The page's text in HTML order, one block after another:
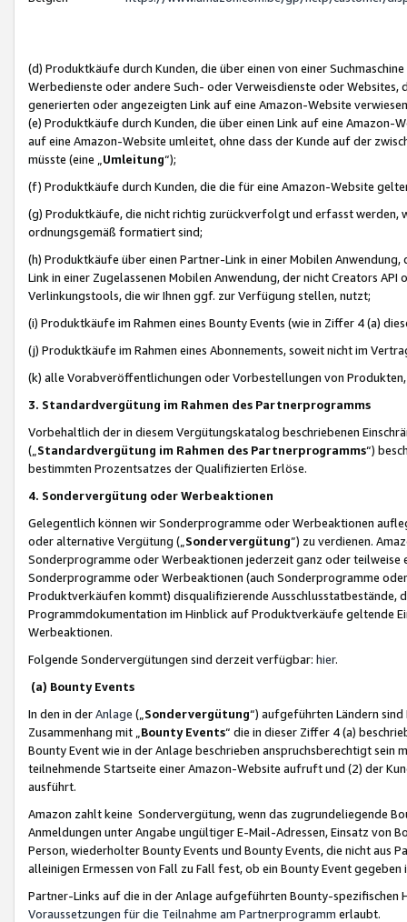
(d) Produktkäufe durch Kunden, die über einen von einer
Werbedienste oder andere Such- oder Verweisdienste oder Websites,
generierten oder angezeigten Link auf eine Amazon-Website
(e) Produktkäufe durch Kunden, die über einen Link auf eine
auf eine Amazon-Website umleitet, ohne dass der Kunde auf der
müsste (eine „ Umleitung“);
(f) Produktkäufe durch Kunden, die die für eine Amazon-Website
(g) Produktkäufe, die nicht richtig zurückverfolgt und erfasst werden,
ordnungsgemäß formatiert sind;
(h) Produktkäufe über einen Partner-Link in einer Mobilen
Link in einer Zugelassenen Mobilen Anwendung, der nicht Creators
Verlinkungstools, die wir Ihnen ggf. zur Verfügung stellen, nutzt;
(i) Produktkäufe im Rahmen eines Bounty Events (wie in Ziffer 4 (a)
(j) Produktkäufe im Rahmen eines Abonnements, soweit nicht im
(k) alle Vorabveröffentlichungen oder Vorbestellungen von
3. Standardvergütung im Rahmen des Partnerprogramms
Vorbehaltlich der in diesem Vergütungskatalog beschriebenen
(„ Standardvergütung im Rahmen des Partnerprogramms“)
bestimmten Prozentsatzes der Qualifizierten Erlöse.
4. Sondervergütung oder Werbeaktionen
Gelegentlich können wir Sonderprogramme oder Werbeaktionen
oder alternative Vergütung („ Sondervergütung”) zu verdienen.
Sonderprogramme oder Werbeaktionen jederzeit ganz oder
Sonderprogramme oder Werbeaktionen (auch Sonderprogramme
Produktverkäufen kommt) disqualifizierende Ausschlusstatbestände,
Programmdokumentation im Hinblick auf Produktverkäufe geltende
Werbeaktionen.
Folgende Sondervergütungen sind derzeit verfügbar: hier.
(a) Bounty Events
In den in derAnlage („ Sondervergütung“) aufgeführten Ländern
Zusammenhang mit „ Bounty Events“ die in dieser Ziffer 4 (a)
Bounty Event wie in der Anlage beschrieben anspruchsberechtigt sein
teilnehmende Startseite einer Amazon-Website aufruft und (2) der
ausführt.
Amazon zahlt keine Sondervergütung, wenn das zugrundeliegende
Anmeldungen unter Angabe ungültiger E-Mail-Adressen, Einsatz von
Person, wiederholter Bounty Events und Bounty Events, die nicht
alleinigen Ermessen von Fall zu Fall fest, ob ein Bounty Event
Partner-Links auf die in der Anlage aufgeführten Bounty-spezifischen
Voraussetzungen für die Teilnahme am Partnerprogramm erlaubt.